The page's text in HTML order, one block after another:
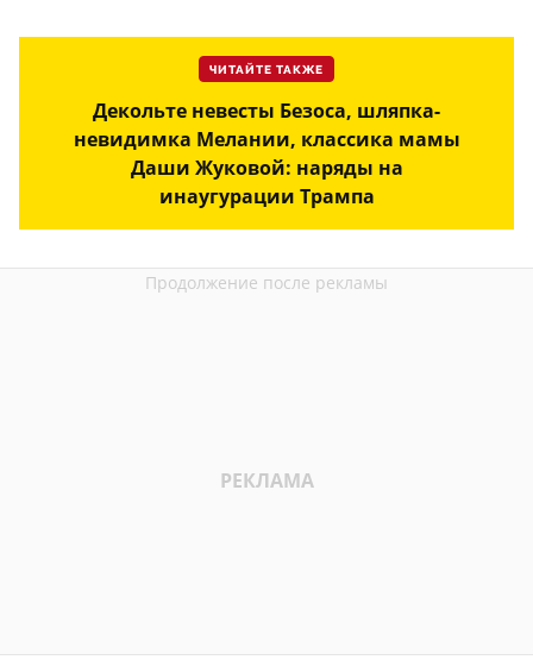
ЧИТАЙТЕ ТАКЖЕ
Декольте невесты Безоса, шляпка-
невидимка Мелании, классика мамы
Даши Жуковой: наряды на
инаугурации Трампа